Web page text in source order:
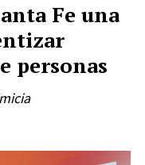
Fe una
personas